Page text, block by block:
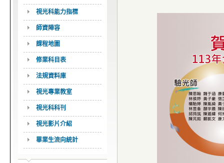
視光科能力指標
師資陣容
課程地圖
修業科目表
法規資料庫
視光專業教室
視光科科刊
視光影片介紹
畢業生流向統計